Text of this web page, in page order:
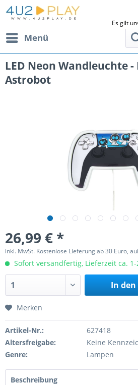
Menü
LED Neon Wandleuchte
Astrobot
26,99 € *
inkl. MwSt. Kostenlose Lieferung ab 30 Euro,
Sofort versandfertig, Lieferzeit ca. 1-
In den
Merken
Artikel-Nr.:
627418
Altersfreigabe:
Keine
Genre:
Lampen
Beschreibung
Es gilt